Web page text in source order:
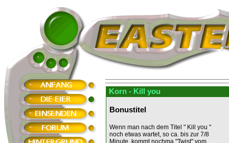
Korn - Kill you
Bonustitel
Wenn man nach dem Titel " Kill you "
noch etwas wartet, so ca. bis zur 7/8